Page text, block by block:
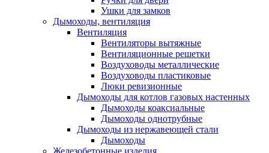
Ушки для замков
Дымоходы, вентиляция
Вентиляция
Вентиляторы вытяжные
Вентиляционные решетки
Воздуховоды металлические
Воздуховоды пластиковые
Люки ревизионные
Дымоходы для котлов газовых настенных
Дымоходы коаксиальные
Дымоходы однотрубные
Дымоходы из нержавеющей стали
Дымоходы
Железобетонные изделия